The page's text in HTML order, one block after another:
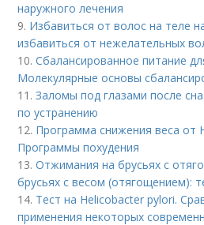
наружного лечения
9. Избавиться от волос на теле
избавиться от нежелательных
10.Сбалансированное питание
Молекулярные основы
11.Заломы под глазами после
по устранению
12. Программа снижения веса от
Программы похудения
13.Отжимания на брусьях с
брусьях с весом (отягощением):
14. Тест на Helicobacter pylori.
применения некоторых